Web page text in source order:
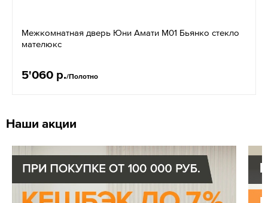
Межкомнатная дверь Юни Амати М01 Бьянко стекло
мателюкс
5'060 р./Полотно
Наши акции